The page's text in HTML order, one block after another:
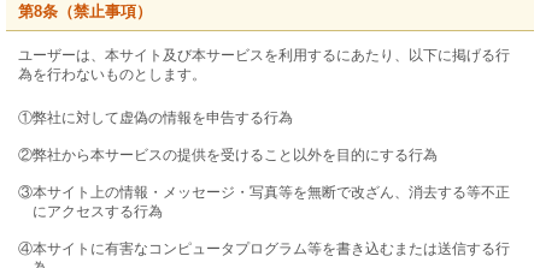
第8条（禁止事項）
ユーザーは、本サイト及び本サービスを利用するにあたり、以下に掲げる行
為を行わないものとします。
①弊社に対して虚偽の情報を申告する行為
②弊社から本サービスの提供を受けること以外を目的にする行為
③本サイト上の情報・メッセージ・写真等を無断で改ざん、消去する等不正
にアクセスする行為
④本サイトに有害なコンピュータプログラム等を書き込むまたは送信する行